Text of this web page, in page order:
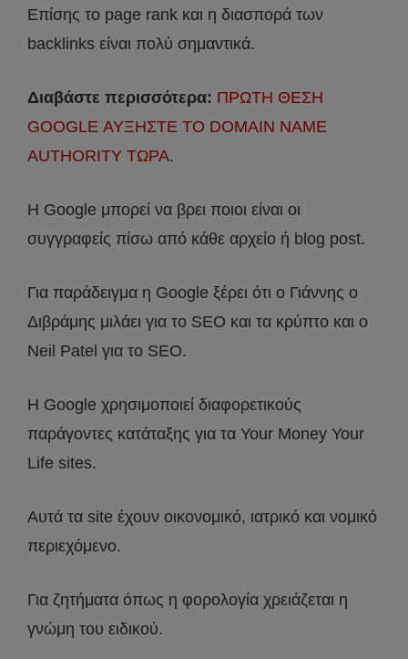
Επίσης το page rank και η διασπορά των
backlinks είναι πολύ σημαντικά.
Διαβάστε περισσότερα: ΠΡΩΤΗ ΘΕΣΗ
GOOGLE ΑΥΞΗΣΤΕ ΤΟ DOMAIN NAME
AUTHORITY ΤΩΡΑ.
Η Google μπορεί να βρει ποιοι είναι οι
συγγραφείς πίσω από κάθε αρχείο ή blog post.
Για παράδειγμα η Google ξέρει ότι ο Γιάννης ο
Διβράμης μιλάει για το SEO και τα κρύπτο και ο
Neil Patel για το SEO.
H Google χρησιμοποιεί διαφορετικούς
παράγοντες κατάταξης για τα Your Money Your
Life sites.
Αυτά τα site έχουν οικονομικό, ιατρικό και νομικό
περιεχόμενο.
Για ζητήματα όπως η φορολογία χρειάζεται η
γνώμη του ειδικού.